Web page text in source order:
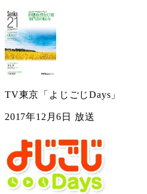
TV東京「よじごじDays」
2017年12月6日 放送